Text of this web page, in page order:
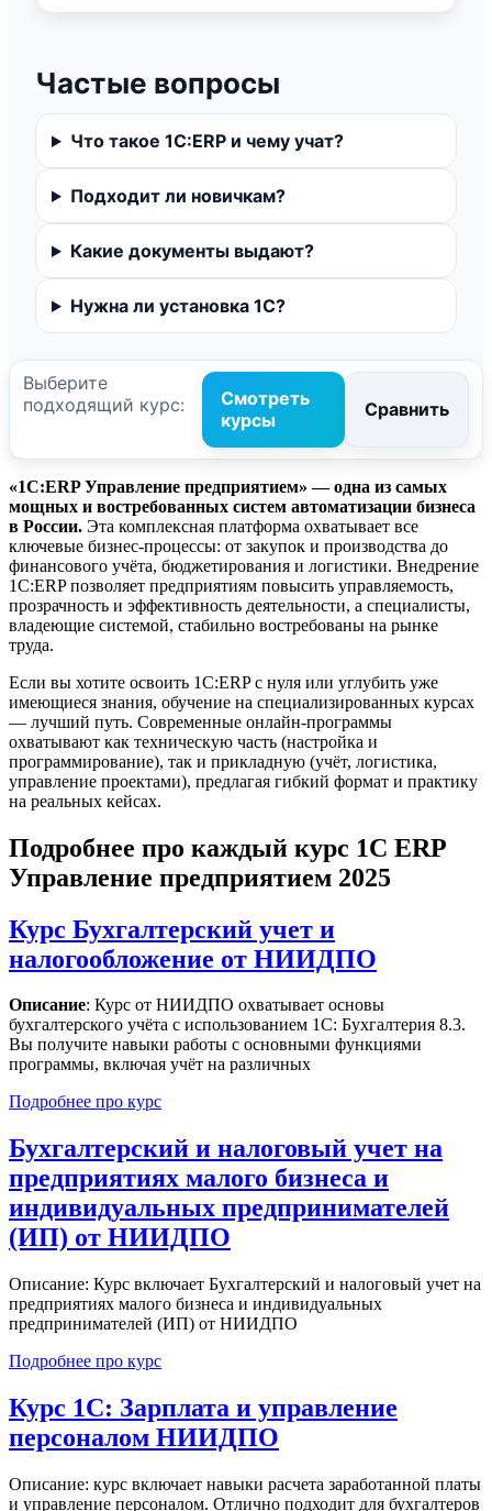
Частые вопросы
Что такое 1С:ERP и чему учат?
Подходит ли новичкам?
Какие документы выдают?
Нужна ли установка 1С?
Выберите
подходящий курс:
Смотреть
курсы
Сравнить
«1С:ERP Управление предприятием» — одна из самых
мощных и востребованных систем автоматизации бизнеса
в России. Эта комплексная платформа охватывает все
ключевые бизнес-процессы: от закупок и производства до
финансового учёта, бюджетирования и логистики. Внедрение
1С:ERP позволяет предприятиям повысить управляемость,
прозрачность и эффективность деятельности, а специалисты,
владеющие системой, стабильно востребованы на рынке
труда.
Если вы хотите освоить 1С:ERP с нуля или углубить уже
имеющиеся знания, обучение на специализированных курсах
— лучший путь. Современные онлайн‑программы
охватывают как техническую часть (настройка и
программирование), так и прикладную (учёт, логистика,
управление проектами), предлагая гибкий формат и практику
на реальных кейсах.
Подробнее про каждый курс 1С ERP
Управление предприятием 2025
Курс Бухгалтерский учет и
налогообложение от НИИДПО
Описание: Курс от НИИДПО охватывает основы
бухгалтерского учёта с использованием 1С: Бухгалтерия 8.3.
Вы получите навыки работы с основными функциями
программы, включая учёт на различных
Подробнее про курс
Бухгалтерский и налоговый учет на
предприятиях малого бизнеса и
индивидуальных предпринимателей
(ИП) от НИИДПО
Описание: Курс включает Бухгалтерский и налоговый учет на
предприятиях малого бизнеса и индивидуальных
предпринимателей (ИП) от НИИДПО
Подробнее про курс
Курс 1С: Зарплата и управление
персоналом НИИДПО
Описание: курс включает навыки расчета заработанной платы
и управление персоналом. Отлично подходит для бухгалтеров